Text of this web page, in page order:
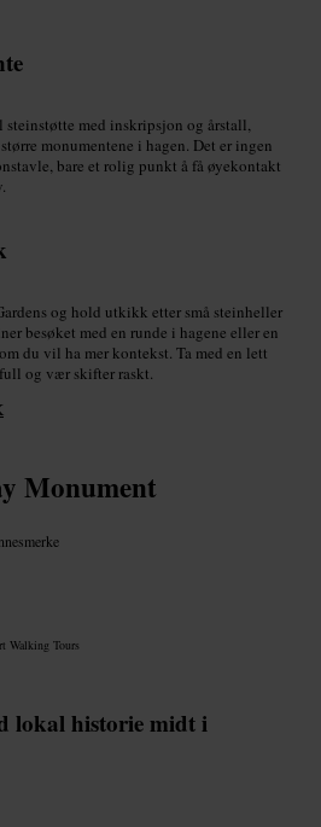
med inskripsjon og årstall,
monumentene i hagen. Det er ingen
bare et rolig punkt å få øyekontakt
og hold utkikk etter små steinheller
besøket med en runde i hagene eller en
du vil ha mer kontekst. Ta med en lett
og vær skifter raskt.
Monument
Walking Tours
lokal historie midt i